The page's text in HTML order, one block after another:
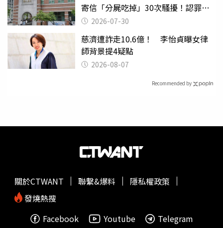
寄信「分屍吃掉」30次騷擾！認罪免
關 2026-07-30
慈濟遭詐走10.6億！ 李怡貞曝女律
師背景提4疑點
2026-08-07
Recommended by
關於CTWANT 聯繫&爆料
隱私權政策
發燒熱搜
Facebook
Youtube Telegram